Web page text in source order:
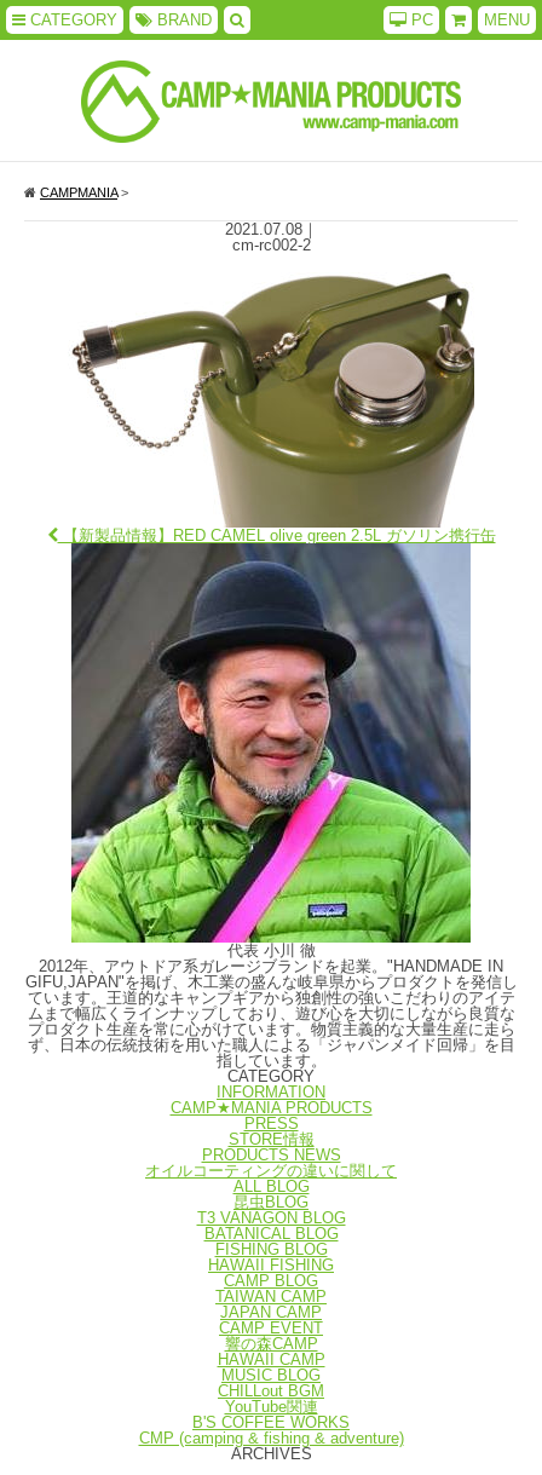
CATEGORY BRAND MENU
PC
CAMPMANIA>
2021.07.08｜
cm-rc002-2
【新製品情報】RED CAMEL olive green 2.5L ガソリン携行缶
代表 小川 徹
2012年、アウトドア系ガレージブランドを起業。"HANDMADE IN
GIFU,JAPAN"を掲げ、木工業の盛んな岐阜県からプロダクトを発信し
ています。王道的なキャンプギアから独創性の強いこだわりのアイテ
ムまで幅広くラインナップしており、遊び心を大切にしながら良質な
プロダクト生産を常に心がけています。物質主義的な大量生産に走ら
ず、日本の伝統技術を用いた職人による「ジャパンメイド回帰」を目
指しています。
CATEGORY
INFORMATION
CAMP★MANIA PRODUCTS
PRESS
STORE情報
PRODUCTS NEWS
オイルコーティングの違いに関して
ALL BLOG
昆虫BLOG
T3 VANAGON BLOG
BATANICAL BLOG
FISHING BLOG
HAWAII FISHING
CAMP BLOG
TAIWAN CAMP
JAPAN CAMP
CAMP EVENT
響の森CAMP
HAWAII CAMP
MUSIC BLOG
CHILLout BGM
YouTube関連
B'S COFFEE WORKS
CMP (camping & fishing & adventure)
ARCHIVES